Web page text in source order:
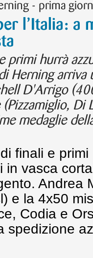
- prima
l’Italia: a
primi hurrà
Herning arriva
D'Arrigo
Di
medaglie
finali e
in vasca
Andrea
e la 4x50
Codia e
spedizione